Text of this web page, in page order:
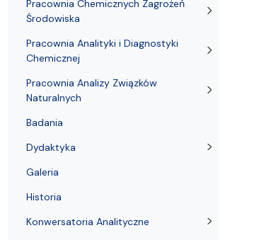
Pracownia Chemicznych Zagrożeń
Środowiska
Pracownia Analityki i Diagnostyki
Chemicznej
Pracownia Analizy Związków
Naturalnych
Badania
Dydaktyka
Galeria
Historia
Konwersatoria Analityczne